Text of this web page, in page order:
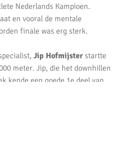
GeZZinsloop Uithoorns
geweldig
Nederlands Kampioen.
en vooral de mentale
finale was erg sterk.
Jip Hofmijsterstartte
meter. Jip, die het downhillen
kende een goede 1e deel van